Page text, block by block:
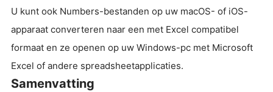
U kunt ook Numbers-bestanden op uw macOS- of iOS-
apparaat converteren naar een met Excel compatibel
formaat en ze openen op uw Windows-pc met Microsoft
Excel of andere spreadsheetapplicaties.
Samenvatting